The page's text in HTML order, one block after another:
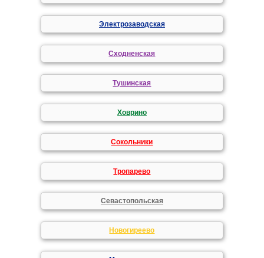
Электрозаводская
Сходненская
Тушинская
Ховрино
Сокольники
Тропарево
Севастопольская
Новогиреево